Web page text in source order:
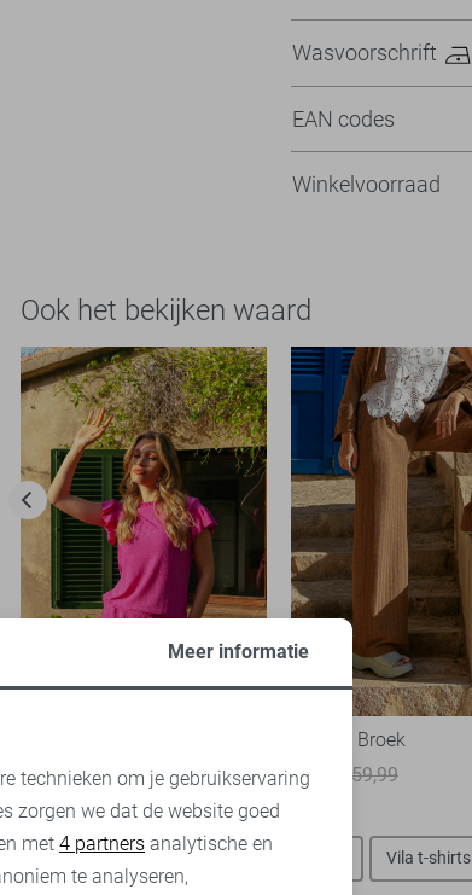
Wasvoorschrift
EAN codes
Winkelvoorraad
Ook het bekijken waard
-50%
25,00
49,99
Fluresk Broek
30,00
59,99
Pieces t-shirts Vila t-shirts
Marketing cookies
Meer informatie
technieken om je gebruikservaring
zorgen we dat de website goed
met 4 partners analytische en
te analyseren,